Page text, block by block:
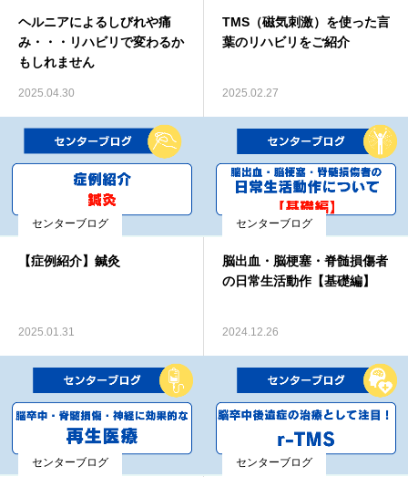
ヘルニアによるしびれや痛
み・・・リハビリで変わるか
もしれません
2025.04.30
TMS（磁気刺激）を使った言
葉のリハビリをご紹介
2025.02.27
センターブログ
【症例紹介】鍼灸
2025.01.31
センターブログ
脳出血・脳梗塞・脊髄損傷者
の日常生活動作【基礎編】
2024.12.26
センターブログ センターブログ